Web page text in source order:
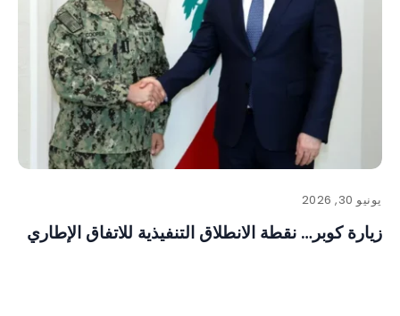
يونيو 30, 2026
زيارة كوبر… نقطة الانطلاق التنفيذية للاتفاق الإطاري